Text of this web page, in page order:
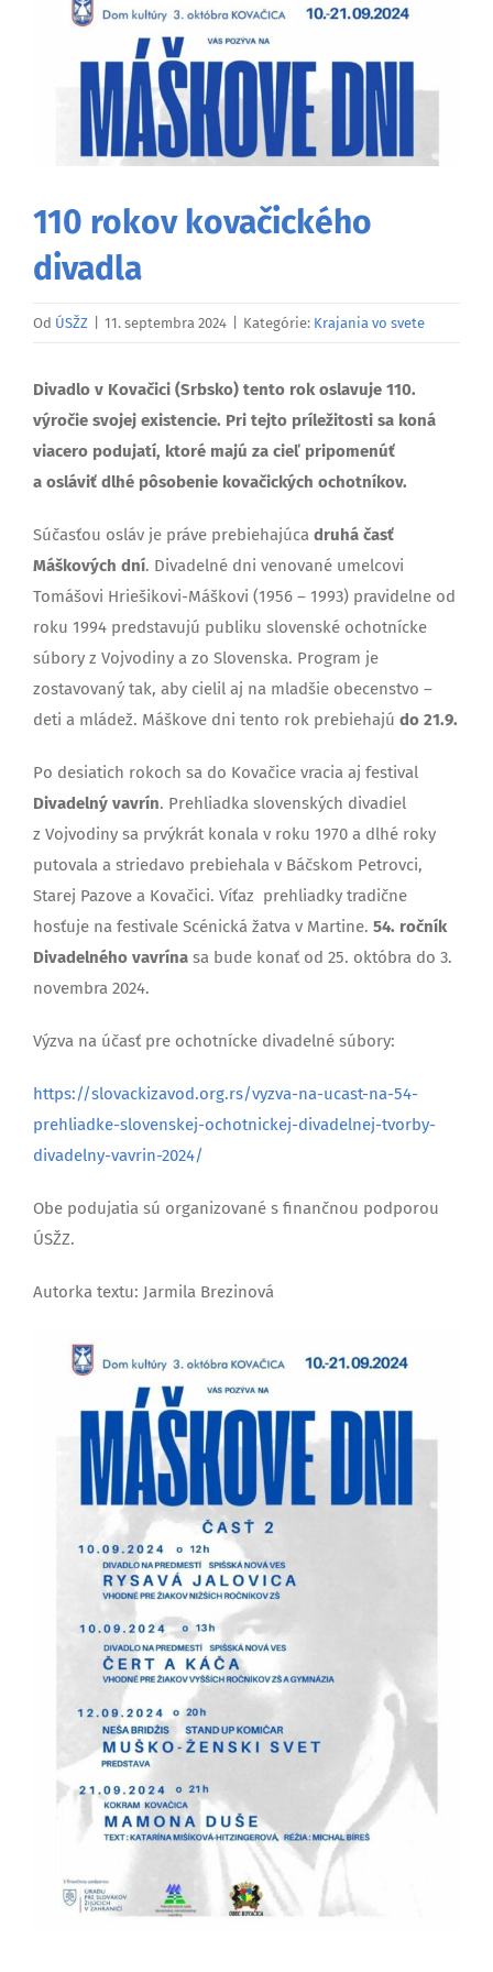
obrázok
110 rokov kovačického
divadla
Od ÚSŽZ 11. septembra 2024 Kategórie: Krajania vo svete
Divadlo v Kovačici (Srbsko) tento rok oslavuje 110.
výročie svojej existencie. Pri tejto príležitosti sa koná
viacero podujatí, ktoré majú za cieľ pripomenúť
a osláviť dlhé pôsobenie kovačických ochotníkov.
Súčasťou osláv je práve prebiehajúca druhá časť
Máškových dní. Divadelné dni venované umelcovi
Tomášovi Hriešikovi-Máškovi (1956 – 1993) pravidelne od
roku 1994 predstavujú publiku slovenské ochotnícke
súbory z Vojvodiny a zo Slovenska. Program je
zostavovaný tak, aby cielil aj na mladšie obecenstvo –
deti a mládež. Máškove dni tento rok prebiehajú do 21.9.
Po desiatich rokoch sa do Kovačice vracia aj festival
Divadelný vavrín. Prehliadka slovenských divadiel
z Vojvodiny sa prvýkrát konala v roku 1970 a dlhé roky
putovala a striedavo prebiehala v Báčskom Petrovci,
Starej Pazove a Kovačici. Víťaz prehliadky tradične
hosťuje na festivale Scénická žatva v Martine. 54. ročník
Divadelného vavrína sa bude konať od 25. októbra do 3.
novembra 2024.
Výzva na účasť pre ochotnícke divadelné súbory:
https://slovackizavod.org.rs/vyzva-na-ucast-na-54-
prehliadke-slovenskej-ochotnickej-divadelnej-tvorby-
divadelny-vavrin-2024/
Obe podujatia sú organizované s finančnou podporou
ÚSŽZ.
Autorka textu: Jarmila Brezinová